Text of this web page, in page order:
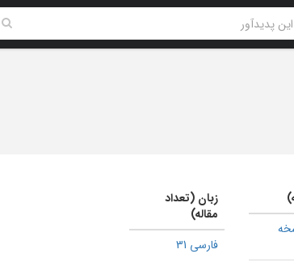
زبان (تعداد
مقاله)
فارسی 31